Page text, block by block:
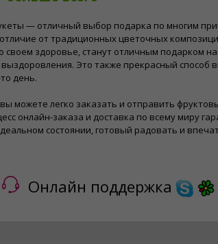
— отличный выбор подарка по многим
от традиционных цветочных
своем здоровье, станут отличным подарком
Это также прекрасный способ
день.
можете легко заказать и отправить
онлайн-заказа и доставка по всему миру
состоянии, готовый радовать и
Онлайн поддержка